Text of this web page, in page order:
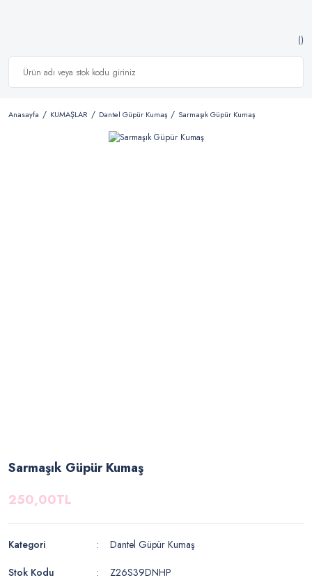
Anasayfa KUMAŞLAR Dantel Güpür Kumaş Sarmaşık Güpür Kumaş
Sarmaşık Güpür Kumaş
250,00TL
Kategori
Dantel Güpür Kumaş
Stok Kodu
Z26S39DNHP